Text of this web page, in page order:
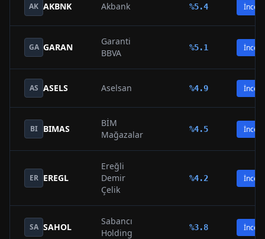
AK AKBNK Akbank %5.4 İncele
GA GARAN
Garanti
BBVA
%5.1 İncele
AS ASELS Aselsan %4.9 İncele
BI BIMAS
BİM
Mağazalar
%4.5 İncele
ER EREGL
Ereğli
Demir
Çelik
%4.2 İncele
SA SAHOL
Sabancı
Holding
%3.8 İncele